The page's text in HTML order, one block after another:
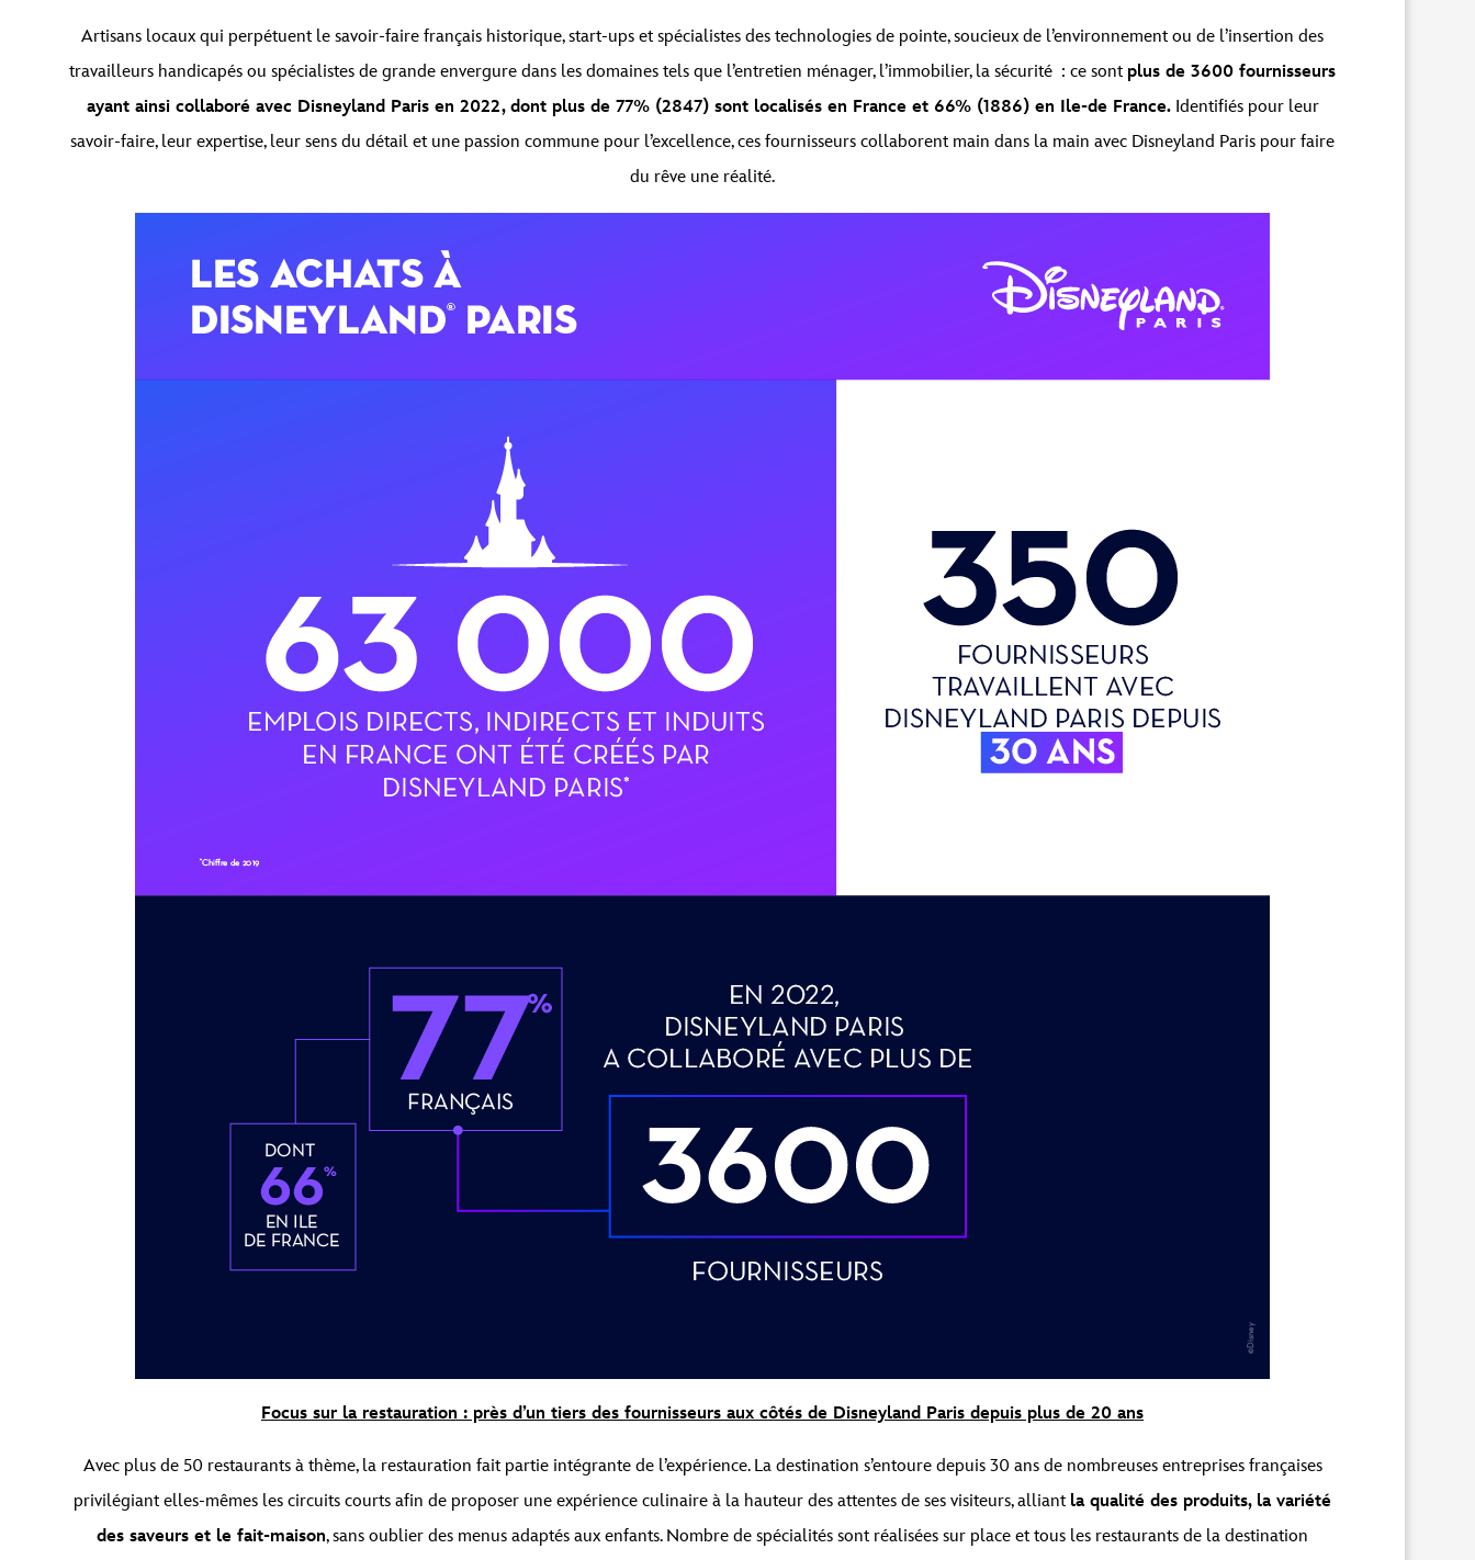
Artisans locaux qui perpétuent le savoir-faire français historique, start-ups et spécialistes des technologies de pointe, soucieux de l’environnement ou de l’insertion des
travailleurs handicapés ou spécialistes de grande envergure dans les domaines tels que l’entretien ménager, l’immobilier, la sécurité : ce sont plus de 3600 fournisseurs
ayant ainsi collaboré avec Disneyland Paris en 2022, dont plus de 77% (2847) sont localisés en France et 66% (1886) en Ile-de France.Identifiés pour leur
savoir-faire, leur expertise, leur sens du détail et une passion commune pour l’excellence, ces fournisseurs collaborent main dans la main avec Disneyland Paris pour faire
du rêve une réalité.
Focus sur la restauration : près d’un tiers des fournisseurs aux côtés de Disneyland Paris depuis plus de 20 ans
Avec plus de 50 restaurants à thème, la restauration fait partie intégrante de l’expérience. La destination s’entoure depuis 30 ans de nombreuses entreprises françaises
privilégiant elles-mêmes les circuits courts afin de proposer une expérience culinaire à la hauteur des attentes de ses visiteurs, alliant la qualité des produits, la variété
des saveurs et le fait-maison, sans oublier des menus adaptés aux enfants. Nombre de spécialités sont réalisées sur place et tous les restaurants de la destination